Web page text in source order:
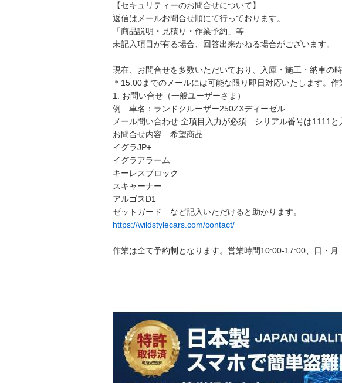
【セキュリティーのお問合せについて】
返信はメールお問合せ順にて行っております。
「商品説明・見積り・作業予約」等
未記入項目が有る場合、回答出来かねる場合がございます。
現在、お問合せを多数いただいており、入庫・施工・納車の
＊15:00までのメールには可能な限り即日対応いたします。作
1. お問い合せ（一般ユーザーさま）
例 車名：ランドクルーザー250ZXディーゼル
メール問い合わせ 全項目入力が必須 シリアル番号は1111と
お問合せ内容 希望商品
イグラJP+
イグラアラーム
キーレスブロック
スキャーナー
アルゴスD1
ゼットガード など記入いただけると助かります。
https://wildstylecars.com/contact/
作業は全て予約制となります。営業時間10:00-17:00、日・月